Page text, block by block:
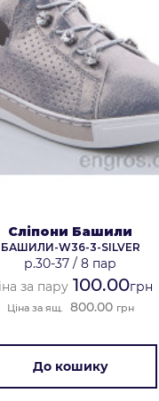
Сліпони Башили
БАШИЛИ-W36-3-SILVER
р.30-37 / 8 пар
за пару 100.00грн
Ціна за ящ. 800.00 грн
До кошику